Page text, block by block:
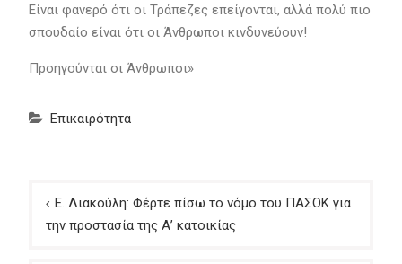
Είναι φανερό ότι οι Τράπεζες επείγονται, αλλά πολύ πιο
σπουδαίο είναι ότι οι Άνθρωποι κινδυνεύουν!
Προηγούνται οι Άνθρωποι»
Επικαιρότητα
Πλοήγηση
άρθρων
Ε. Λιακούλη: Φέρτε πίσω το νόμο του ΠΑΣΟΚ για
την προστασία της Α’ κατοικίας